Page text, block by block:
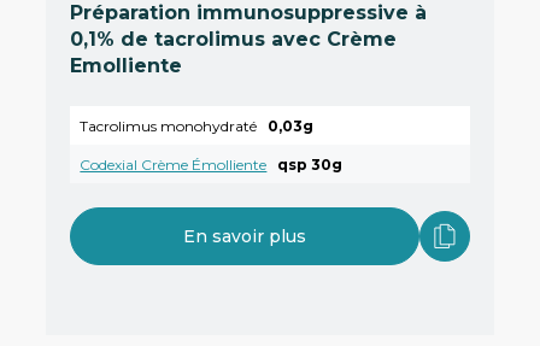
Préparation immunosuppressive à
0,1% de tacrolimus avec Crème
Emolliente
Tacrolimus monohydraté 0,03g
Codexial Crème Émolliente qsp 30g
En savoir plus